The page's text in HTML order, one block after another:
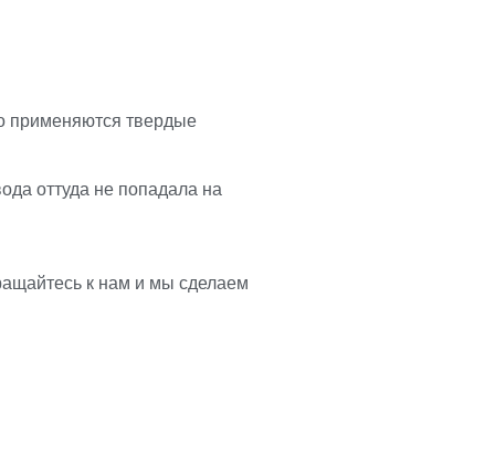
применяются твердые
оттуда не попадала на
к нам и мы сделаем